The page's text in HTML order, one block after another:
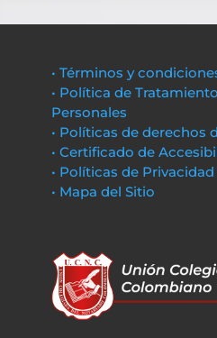
• Términos y
• Política de
Personales
• Políticas de derechos
• Certificado de
• Políticas de
• Mapa del Sitio